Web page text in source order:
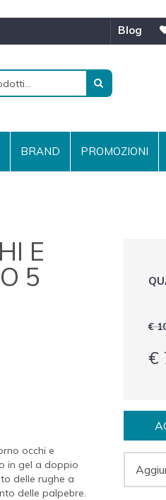
blog
BRAND PROMOZIONI
E
5
occhi e
in gel a doppio
delle rughe a
delle palpebre.
€
€